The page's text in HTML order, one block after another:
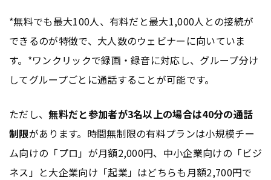
*無料でも最大100人、有料だと最大1,000人との接続が
できるのが特徴で、大人数のウェビナーに向いていま
す。*ワンクリックで録画・録音に対応し、グループ分け
してグループごとに通話することが可能です。
ただし、無料だと参加者が3名以上の場合は40分の通話
制限があります。時間無制限の有料プランは小規模チー
ム向けの「プロ」が月額2,000円、中小企業向けの「ビジ
ネス」と大企業向け「起業」はどちらも月額2,700円で